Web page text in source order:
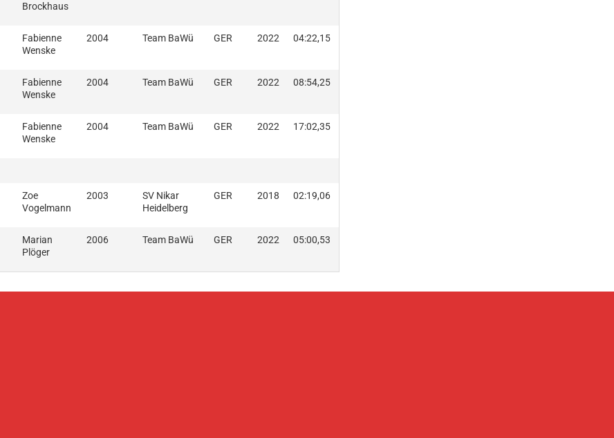
Brockhaus
Fabienne
Wenske
2004 Team BaWü GER 2022 04:22,15
Fabienne
Wenske
2004 Team BaWü GER 2022 08:54,25
Fabienne
Wenske
2004 Team BaWü GER 2022 17:02,35
Zoe
Vogelmann
2003
SV Nikar
Heidelberg
GER 2018 02:19,06
Marian
Plöger
2006 Team BaWü GER 2022 05:00,53